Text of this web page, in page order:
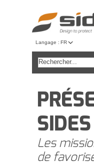
Langage : FR
SIDES
Les
de